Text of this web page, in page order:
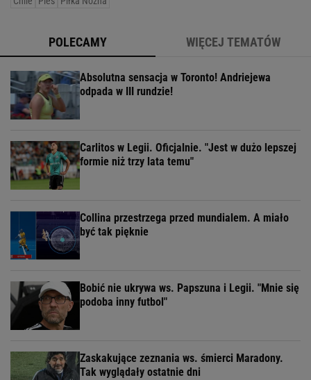
POLECAMY WIĘCEJ TEMATÓW
Absolutna sensacja w Toronto! Andriejewa
odpada w III rundzie!
Carlitos w Legii. Oficjalnie. "Jest w dużo lepszej
formie niż trzy lata temu"
Collina przestrzega przed mundialem. A miało
być tak pięknie
Bobić nie ukrywa ws. Papszuna i Legii. "Mnie się
podoba inny futbol"
Zaskakujące zeznania ws. śmierci Maradony.
Tak wyglądały ostatnie dni